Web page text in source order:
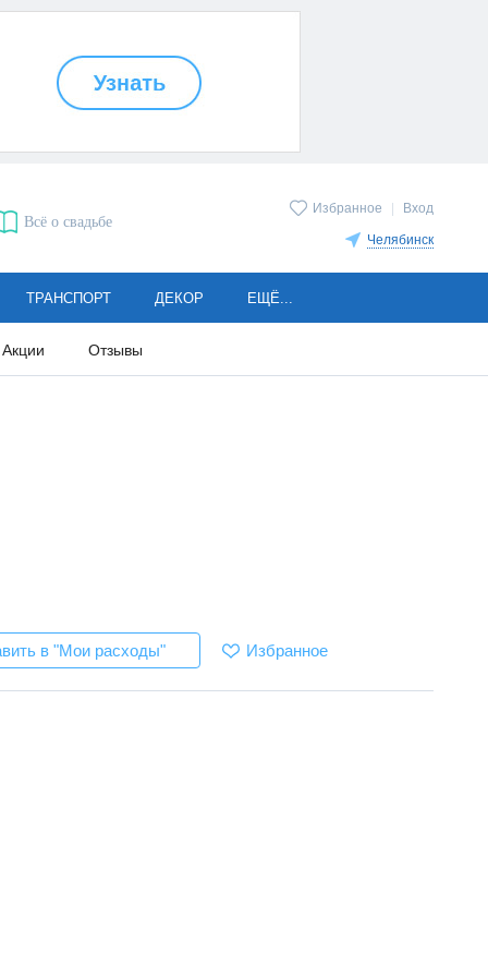
Избранное Вход
Челябинск
Всё о свадьбе
Акции Отзывы
ТРАНСПОРТ ДЕКОР ЕЩЁ...
в "Мои расходы" Избранное